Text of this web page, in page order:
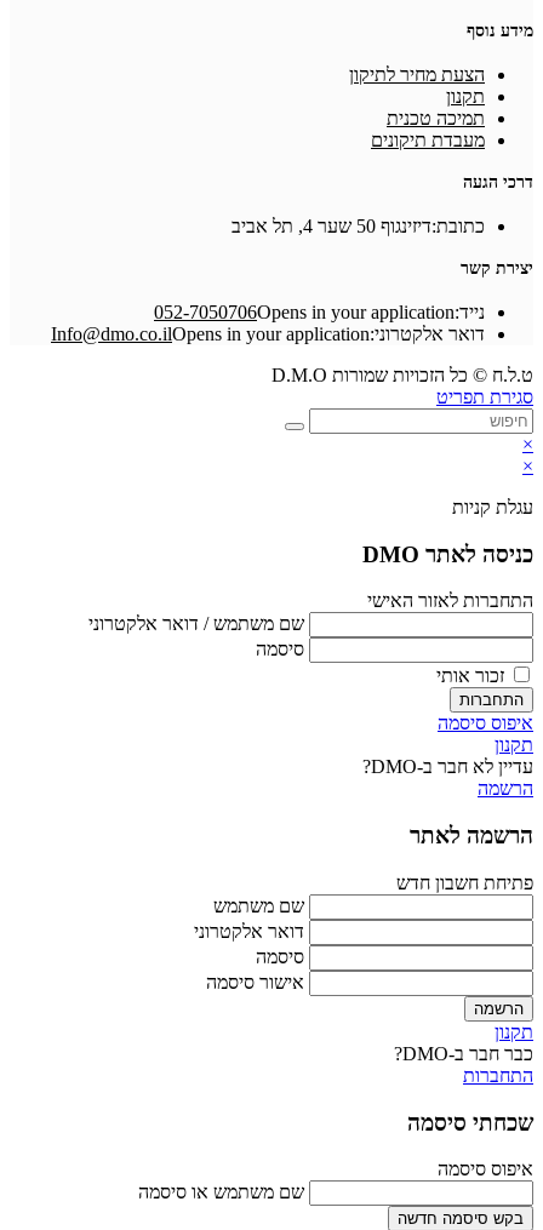
מידע נוסף
הצעת מחיר לתיקון
תקנון
תמיכה טכנית
מעבדת תיקונים
דרכי הגעה
כתובת:דיזינגוף 50 שער 4, תל אביב
יצירת קשר
נייד: 052-7050706Opens in your application
דואר אלקטרוני:
Info@dmo.co.ilOpens in your application
ט.ל.ח © כל הזכויות שמורות D.M.O
סגירת תפריט
×
×
עגלת קניות
כניסה לאתר DMO
התחברות לאזור האישי
שם משתמש / דואר אלקטרוני
סיסמה
זכור אותי
התחברות
איפוס סיסמה
תקנון
עדיין לא חבר ב-DMO?
הרשמה
הרשמה לאתר
פתיחת חשבון חדש
שם משתמש
דואר אלקטרוני
סיסמה
אישור סיסמה
הרשמה
תקנון
כבר חבר ב-DMO?
התחברות
שכחתי סיסמה
איפוס סיסמה
שם משתמש או סיסמה
בקש סיסמה חדשה